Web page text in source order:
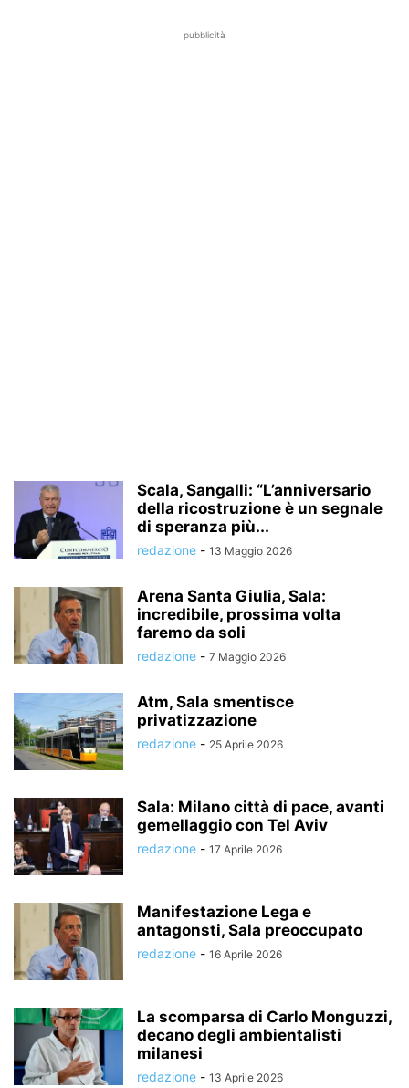
pubblicità
Scala, Sangalli: “L’anniversario
della ricostruzione è un segnale
di speranza più...
redazione - 13 Maggio 2026
Arena Santa Giulia, Sala:
incredibile, prossima volta
faremo da soli
redazione - 7 Maggio 2026
Atm, Sala smentisce
privatizzazione
redazione - 25 Aprile 2026
Sala: Milano città di pace, avanti
gemellaggio con Tel Aviv
redazione - 17 Aprile 2026
Manifestazione Lega e
antagonsti, Sala preoccupato
redazione - 16 Aprile 2026
La scomparsa di Carlo Monguzzi,
decano degli ambientalisti
milanesi
redazione - 13 Aprile 2026